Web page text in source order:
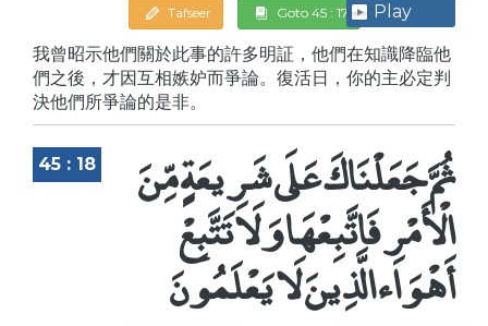
Tafseer Goto 45 : 17 Play
我曾昭示他們關於此事的許多明証，他們在知識降臨他
們之後，才因互相嫉妒而爭論。復活日，你的主必定判
決他們所爭論的是非。
45 : 18 ثُمَّ جَعَلْنَاكَ عَلَى شَرِيعَةٍ مِّنَ
الْأَمْرِ فَاتَّبِعْهَا وَلَا تَتَّبِعْ
أَهْوَاء الَّذِينَ لَا يَعْلَمُونَ